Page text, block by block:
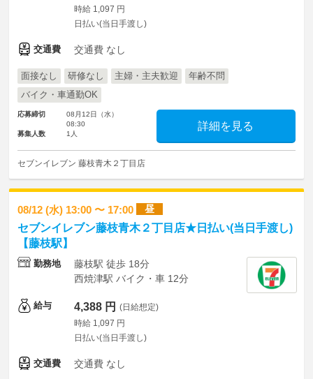
時給 1,097 円
日払い(当日手渡し)
交通費 交通費 なし
面接なし 研修なし 主婦・主夫歓迎
年齢不問
バイク・車通勤OK
応募締切
08月12日（水）
08:30
募集人数
1人
詳細を見る
セブンイレブン 藤枝青木２丁目店
08/12 (水) 13:00 〜 17:00 昼
セブンイレブン藤枝青木２丁目店★日払い(当日手渡し)
【藤枝駅】
勤務地
藤枝駅 徒歩 18分
西焼津駅 バイク・車 12分
給与 4,388 円 (日給想定)
時給 1,097 円
日払い(当日手渡し)
交通費 交通費 なし